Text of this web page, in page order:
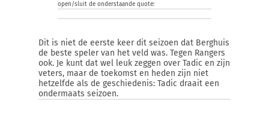
open/sluit de onderstaande quote:
Dit is niet de eerste keer dit seizoen dat Berghuis
de beste speler van het veld was. Tegen Rangers
ook. Je kunt dat wel leuk zeggen over Tadic en zijn
veters, maar de toekomst en heden zijn niet
hetzelfde als de geschiedenis: Tadic draait een
ondermaats seizoen.